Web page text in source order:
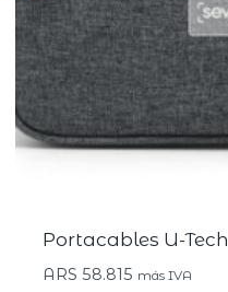
Portacables U-Tech
ARS 58.815 más IVA